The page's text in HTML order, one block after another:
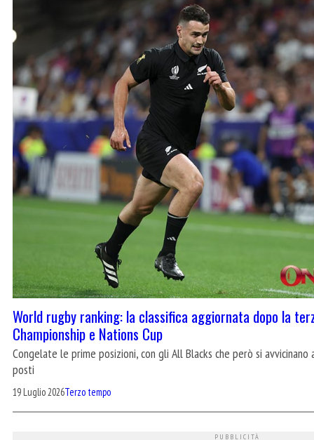
World rugby ranking: la classifica aggiornata dopo la
Championship e Nations Cup
Congelate le prime posizioni, con gli All Blacks che però si
posti
19 Luglio 2026Terzo tempo